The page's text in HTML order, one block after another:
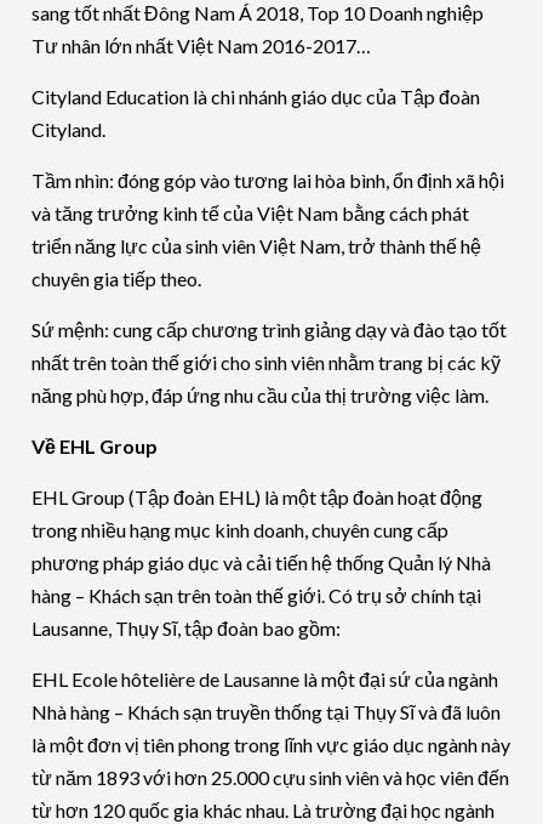
sang tốt nhất Đông Nam Á 2018, Top 10 Doanh nghiệp
Tư nhân lớn nhất Việt Nam 2016-2017…
Cityland Education là chi nhánh giáo dục của Tập đoàn
Cityland.
Tầm nhìn: đóng góp vào tương lai hòa bình, ổn định xã hội
và tăng trưởng kinh tế của Việt Nam bằng cách phát
triển năng lực của sinh viên Việt Nam, trở thành thế hệ
chuyên gia tiếp theo.
Sứ mệnh: cung cấp chương trình giảng dạy và đào tạo tốt
nhất trên toàn thế giới cho sinh viên nhằm trang bị các kỹ
năng phù hợp, đáp ứng nhu cầu của thị trường việc làm.
Về EHL Group
EHL Group (Tập đoàn EHL) là một tập đoàn hoạt động
trong nhiều hạng mục kinh doanh, chuyên cung cấp
phương pháp giáo dục và cải tiến hệ thống Quản lý Nhà
hàng – Khách sạn trên toàn thế giới. Có trụ sở chính tại
Lausanne, Thụy Sĩ, tập đoàn bao gồm:
EHL Ecole hôtelière de Lausanne là một đại sứ của ngành
Nhà hàng – Khách sạn truyền thống tại Thụy Sĩ và đã luôn
là một đơn vị tiên phong trong lĩnh vực giáo dục ngành này
từ năm 1893 với hơn 25.000 cựu sinh viên và học viên đến
từ hơn 120 quốc gia khác nhau. Là trường đại học ngành